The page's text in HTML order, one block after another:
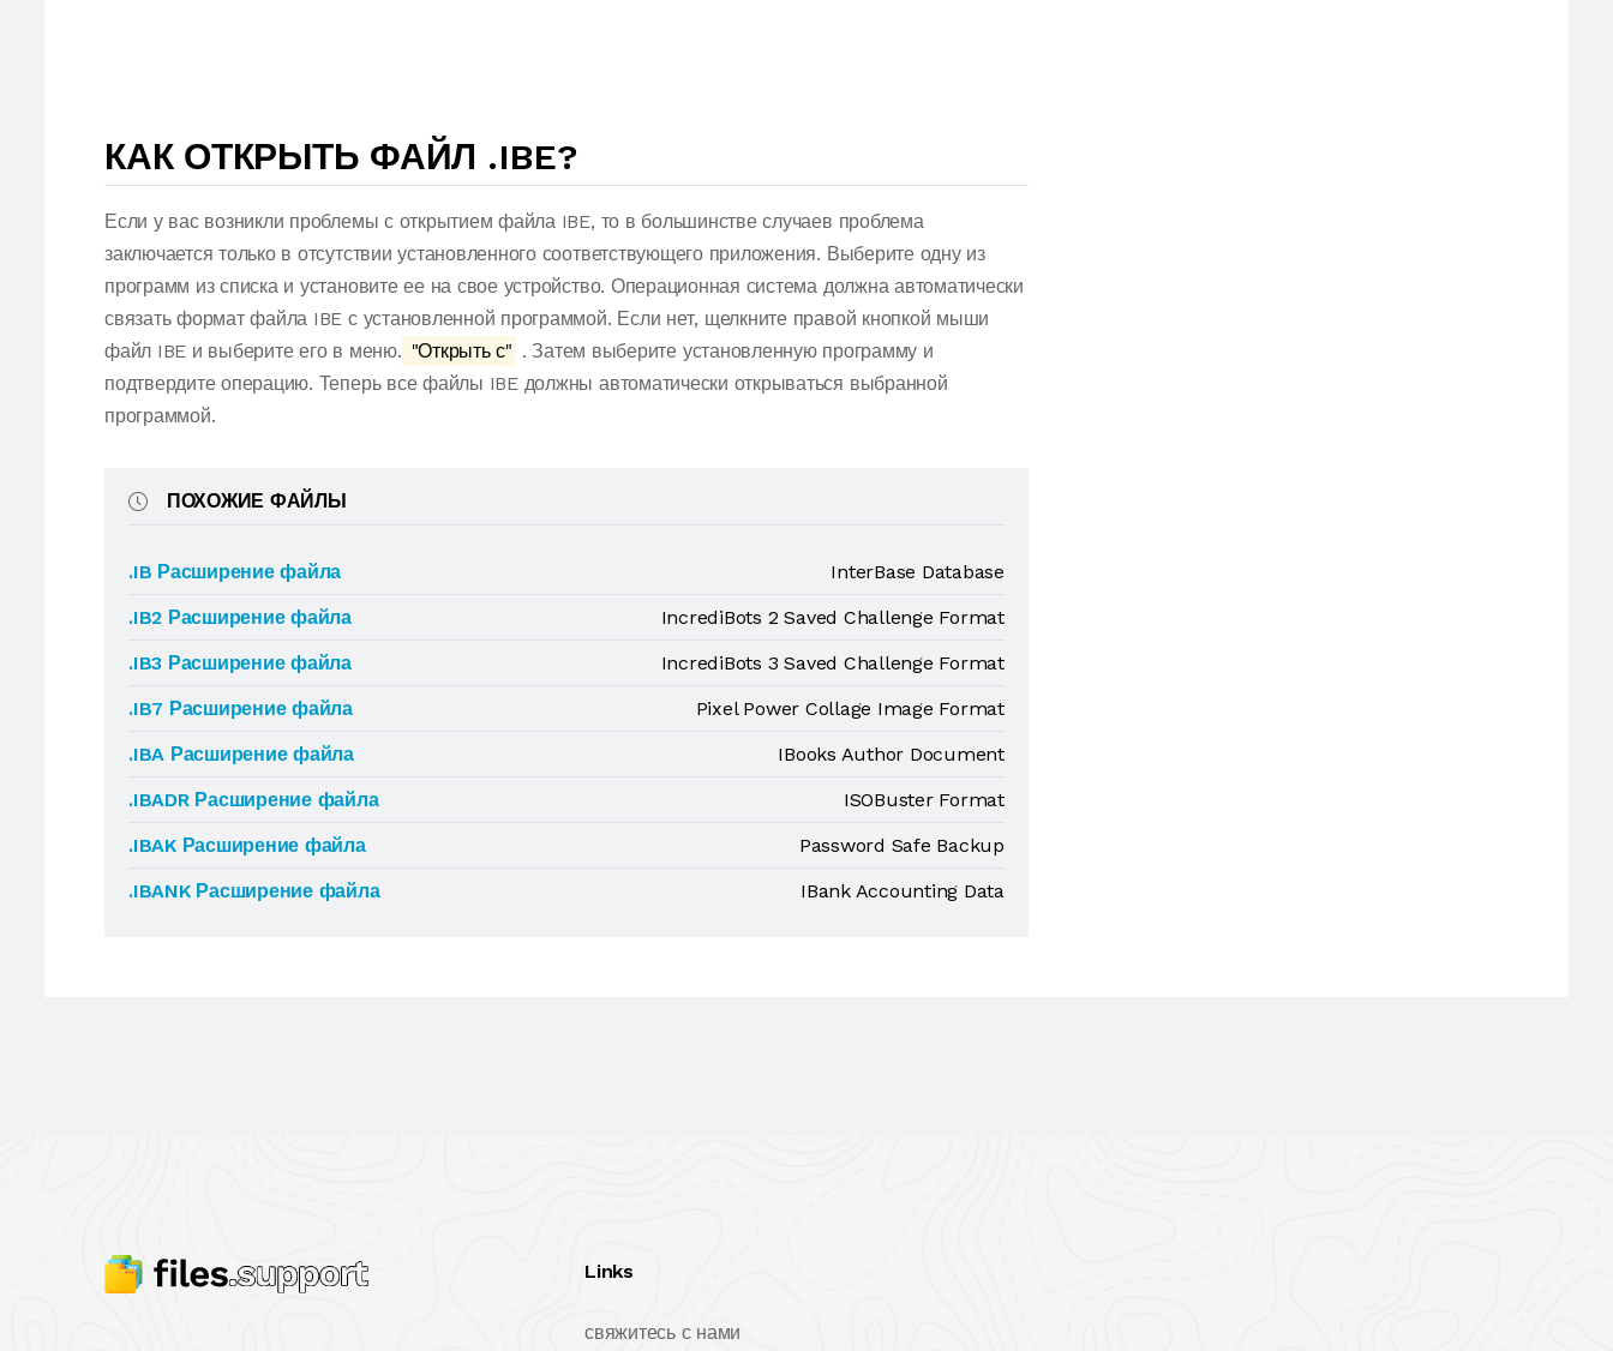
КАК ОТКРЫТЬ ФАЙЛ .IBE?
Если у вас возникли проблемы с открытием файла IBE, то в большинстве случаев проблема
заключается только в отсутствии установленного соответствующего приложения. Выберите одну из
программ из списка и установите ее на свое устройство. Операционная система должна автоматически
связать формат файла IBE с установленной программой. Если нет, щелкните правой кнопкой мыши
файл IBE и выберите его в меню. "Открыть с" . Затем выберите установленную программу и
подтвердите операцию. Теперь все файлы IBE должны автоматически открываться выбранной
программой.
ПОХОЖИЕ ФАЙЛЫ
.IB Расширение файла
InterBase Database
.IB2 Расширение файла
IncrediBots 2 Saved Challenge Format
.IB3 Расширение файла
IncrediBots 3 Saved Challenge Format
.IB7 Расширение файла
Pixel Power Collage Image Format
.IBA Расширение файла
IBooks Author Document
.IBADR Расширение файла
ISOBuster Format
.IBAK Расширение файла
Password Safe Backup
.IBANK Расширение файла
IBank Accounting Data
Links
свяжитесь с нами